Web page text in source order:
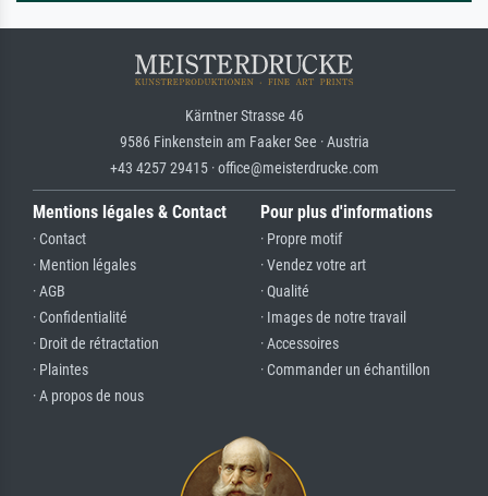
Kärntner Strasse 46
9586 Finkenstein am Faaker See · Austria
+43 4257 29415 · office@meisterdrucke.com
Mentions légales & Contact
· Contact
· Mention légales
· AGB
· Confidentialité
· Droit de rétractation
· Plaintes
· A propos de nous
Pour plus d'informations
· Propre motif
· Vendez votre art
· Qualité
· Images de notre travail
· Accessoires
· Commander un échantillon